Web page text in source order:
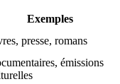
Exemples
presse, romans
émissions